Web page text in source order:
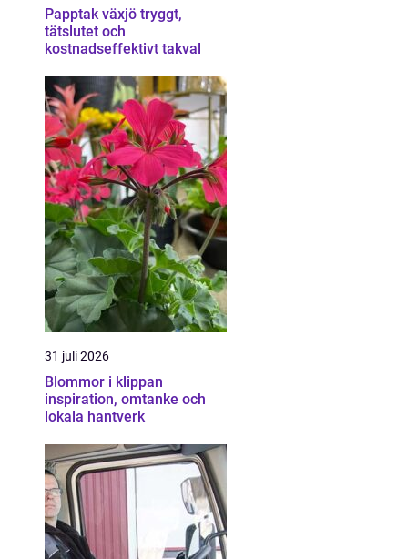
Papptak växjö tryggt,
tätslutet och
kostnadseffektivt takval
31 juli 2026
Blommor i klippan
inspiration, omtanke och
lokala hantverk